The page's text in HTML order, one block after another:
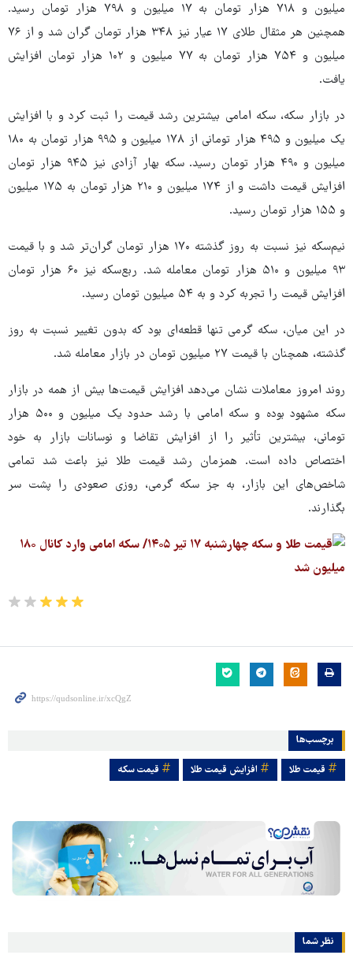
میلیون و ۷۱۸ هزار تومان به ۱۷ میلیون و ۷۹۸ هزار تومان رسید.
همچنین هر مثقال طلای ۱۷ عیار نیز ۳۴۸ هزار تومان گران شد و از ۷۶
میلیون و ۷۵۴ هزار تومان به ۷۷ میلیون و ۱۰۲ هزار تومان افزایش
یافت.
در بازار سکه، سکه امامی بیشترین رشد قیمت را ثبت کرد و با افزایش
یک میلیون و ۴۹۵ هزار تومانی از ۱۷۸ میلیون و ۹۹۵ هزار تومان به ۱۸۰
میلیون و ۴۹۰ هزار تومان رسید. سکه بهار آزادی نیز ۹۴۵ هزار تومان
افزایش قیمت داشت و از ۱۷۴ میلیون و ۲۱۰ هزار تومان به ۱۷۵ میلیون
و ۱۵۵ هزار تومان رسید.
نیم‌سکه نیز نسبت به روز گذشته ۱۷۰ هزار تومان گران‌تر شد و با قیمت
۹۳ میلیون و ۵۱۰ هزار تومان معامله شد. ربع‌سکه نیز ۶۰ هزار تومان
افزایش قیمت را تجربه کرد و به ۵۴ میلیون تومان رسید.
در این میان، سکه گرمی تنها قطعه‌ای بود که بدون تغییر نسبت به روز
گذشته، همچنان با قیمت ۲۷ میلیون تومان در بازار معامله شد.
روند امروز معاملات نشان می‌دهد افزایش قیمت‌ها بیش از همه در بازار
سکه مشهود بوده و سکه امامی با رشد حدود یک میلیون و ۵۰۰ هزار
تومانی، بیشترین تأثیر را از افزایش تقاضا و نوسانات بازار به خود
اختصاص داده است. همزمان رشد قیمت طلا نیز باعث شد تمامی
شاخص‌های این بازار، به جز سکه گرمی، روزی صعودی را پشت سر
بگذارند.
برچسب‌ها
قیمت طلا افزایش قیمت طلا قیمت سکه
نظر شما